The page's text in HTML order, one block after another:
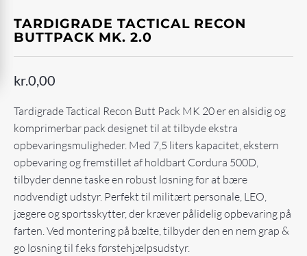
TARDIGRADE TACTICAL RECON
BUTTPACK MK. 2.0
kr.0,00
Tardigrade Tactical Recon Butt Pack MK 20 er en alsidig og
komprimerbar pack designet til at tilbyde ekstra
opbevaringsmuligheder. Med 7,5 liters kapacitet, ekstern
opbevaring og fremstillet af holdbart Cordura 500D,
tilbyder denne taske en robust løsning for at bære
nødvendigt udstyr. Perfekt til militært personale, LEO,
jægere og sportsskytter, der kræver pålidelig opbevaring på
farten. Ved montering på bælte, tilbyder den en nem grap &
go løsning til f.eks førstehjælpsudstyr.